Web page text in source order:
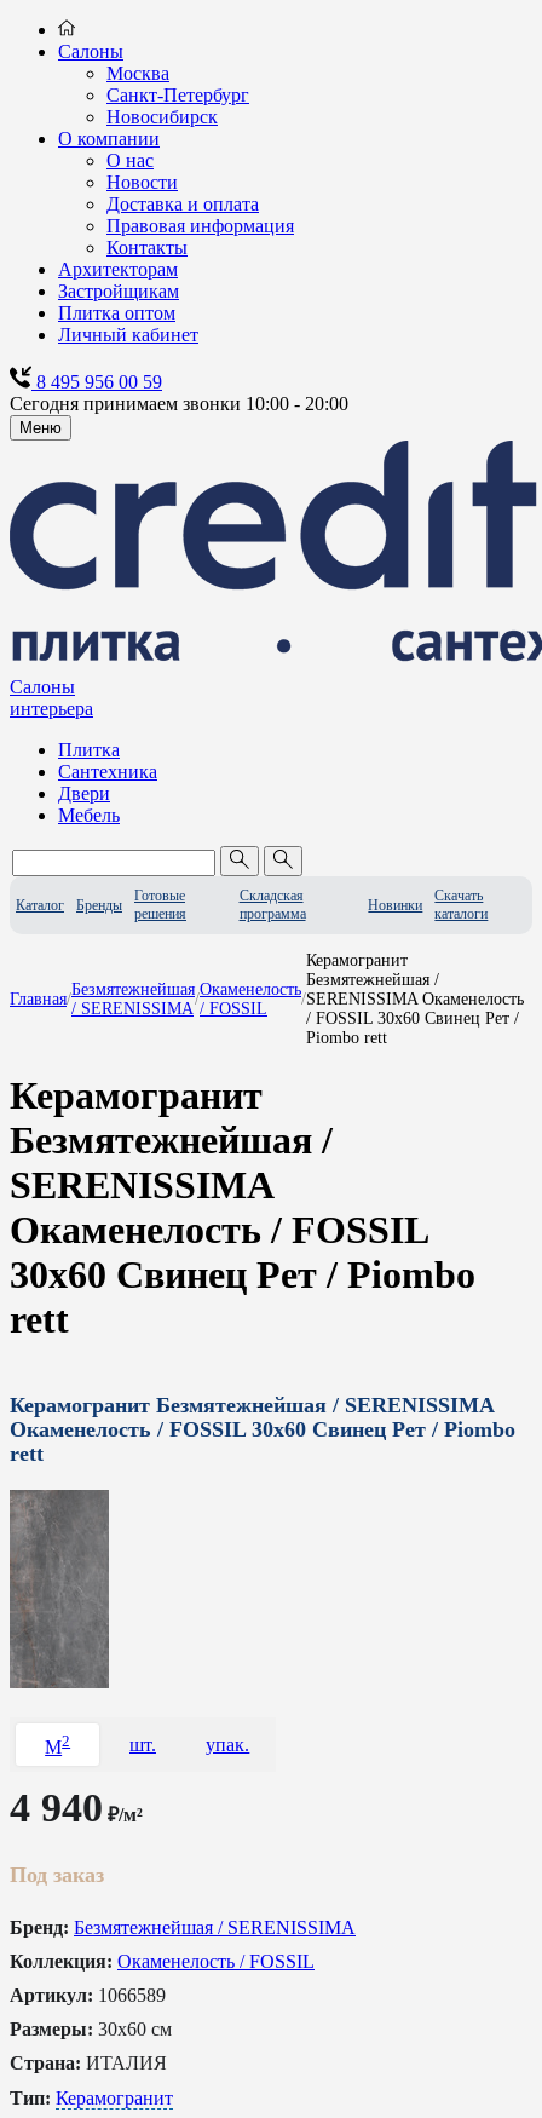
Салоны
Москва
Санкт-Петербург
Новосибирск
О компании
О нас
Новости
Доставка и оплата
Правовая информация
Контакты
Архитекторам
Застройщикам
Плитка оптом
Личный кабинет
8 495 956 00 59
Сегодня принимаем звонки 10:00 - 20:00
Меню
Салоны
интерьера
Плитка
Сантехника
Двери
Мебель
Каталог Бренды
Готовые
решения
Складская
программа
Новинки
Скачать
каталоги
Главная/
Безмятежнейшая
/ SERENISSIMA
/
Окаменелость
/ FOSSIL
/
Керамогранит
Безмятежнейшая /
SERENISSIMA Окаменелость
/ FOSSIL 30x60 Свинец Рет /
Piombo rett
Керамогранит
Безмятежнейшая /
SERENISSIMA
Окаменелость / FOSSIL
30x60 Свинец Рет / Piombo
rett
Керамогранит Безмятежнейшая / SERENISSIMA
Окаменелость / FOSSIL 30x60 Свинец Рет / Piombo
rett
M2 шт. упак.
4 940 ₽/м²
Под заказ
Бренд: Безмятежнейшая / SERENISSIMA
Коллекция: Окаменелость / FOSSIL
Артикул: 1066589
Размеры: 30x60 см
Страна: ИТАЛИЯ
Тип: Керамогранит